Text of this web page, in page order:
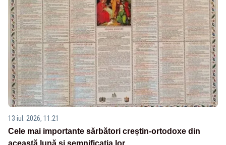
13 iul. 2026, 11:21
Cele mai importante sărbători creștin-ortodoxe din